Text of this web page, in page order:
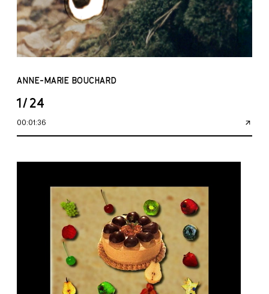
ANNE-MARIE BOUCHARD
1/24
00:01:36